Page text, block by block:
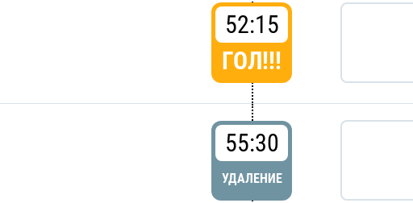
52:15
ГОЛ!!!
55:30
УДАЛЕНИЕ